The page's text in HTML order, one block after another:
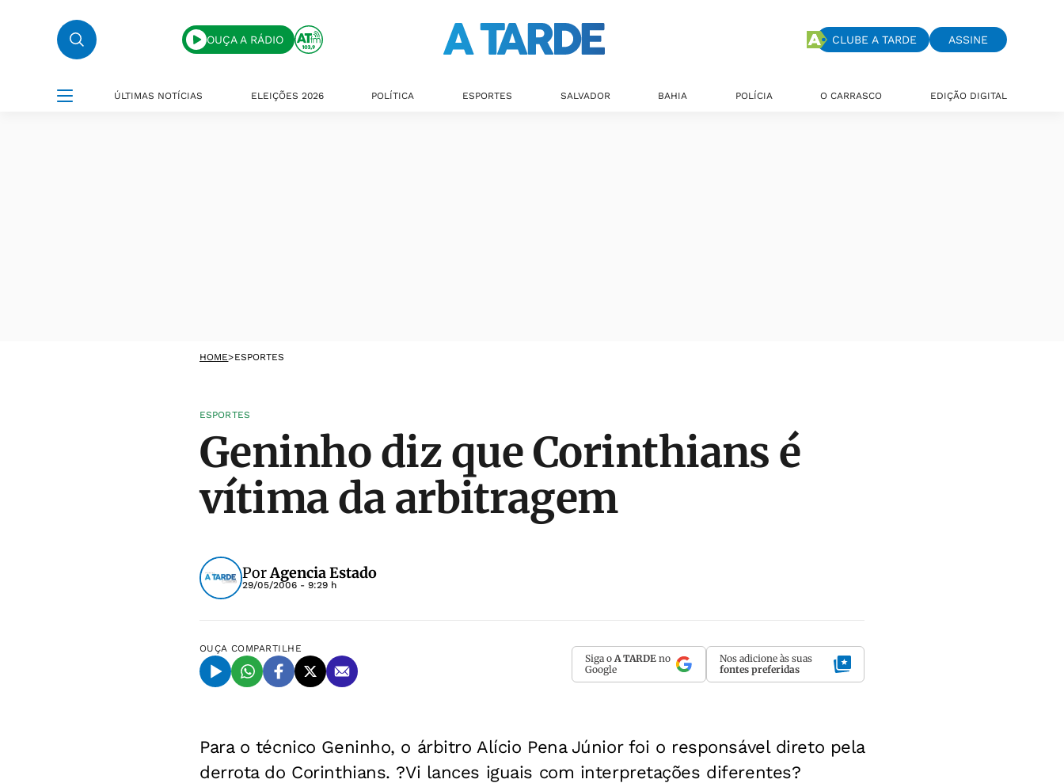
OUÇA A RÁDIO CLUBE A TARDE ASSINE
ÚLTIMAS NOTÍCIAS ELEIÇÕES 2026 POLÍTICA ESPORTES SALVADOR BAHIA POLÍCIA O CARRASCO EDIÇÃO DIGITAL
HOME>ESPORTES
ESPORTES
Geninho diz que Corinthians é
vítima da arbitragem
PorAgencia Estado
29/05/2006 - 9:29 h
OUÇA COMPARTILHE
Siga o A TARDE no
Google
Nos adicione às suas
fontes preferidas
Para o técnico Geninho, o árbitro Alício Pena Júnior foi o responsável direto pela
derrota do Corinthians. ?Vi lances iguais com interpretações diferentes?